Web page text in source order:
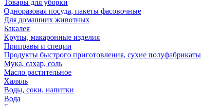
Товары для уборки
Одноразовая посуда, пакеты фасовочные
Для домашних животных
Бакалея
Крупы, макаронные изделия
Приправы и специи
Продукты быстрого приготовления, сухие полуфабрикаты
Мука, сахар, соль
Масло растительное
Халяль
Воды, соки, напитки
Вода